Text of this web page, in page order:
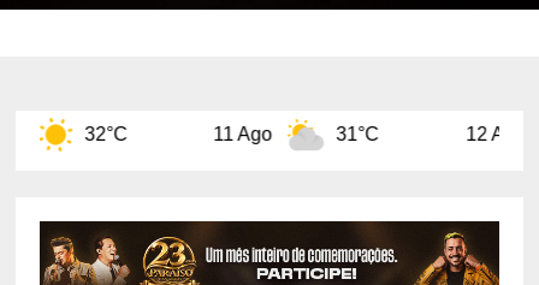
11 Ago 31°C 12 Ago 32°C